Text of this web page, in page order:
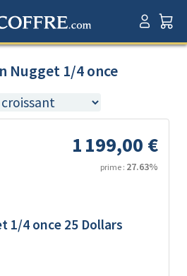
Nugget 1/4 once
1 199,00 €
prime : 27.63%
1/4 once 25 Dollars